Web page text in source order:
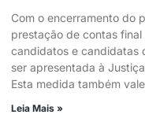
Com o encerramento do
prestação de contas
candidatos e candidatas
ser apresentada à
Esta medida também
Leia Mais »